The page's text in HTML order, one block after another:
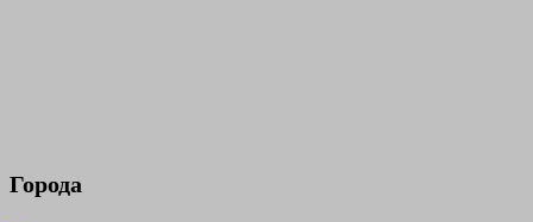
Города